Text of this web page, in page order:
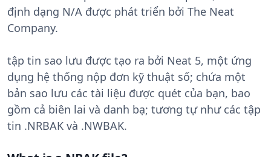
định dạng N/A được phát triển bởi The Neat
Company.
tập tin sao lưu được tạo ra bởi Neat 5, một ứng
dụng hệ thống nộp đơn kỹ thuật số; chứa một
bản sao lưu các tài liệu được quét của bạn, bao
gồm cả biên lai và danh bạ; tương tự như các tập
tin .NRBAK và .NWBAK.